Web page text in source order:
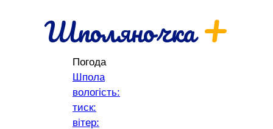
Шполяночка+
Погода
Шпола
вологість:
тиск:
вітер: